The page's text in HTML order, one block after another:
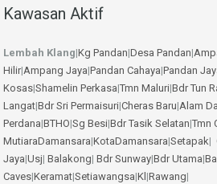
Kawasan Aktif
Lembah Klang|Kg Pandan|Desa Pandan|
Hilir|Ampang Jaya|Pandan Cahaya|Pandan
Kosas|Shamelin Perkasa|Tmn Maluri|Bdr Tun
Langat|Bdr Sri Permaisuri|Cheras Baru|Alam
Perdana|BTHO|Sg Besi|Bdr Tasik Selatan|Tmn
MutiaraDamansara|KotaDamansara|Setapak|
Jaya|Usj| Balakong| Bdr Sunway|Bdr Utama|
Caves|Keramat|Setiawangsa|Kl |Rawang|